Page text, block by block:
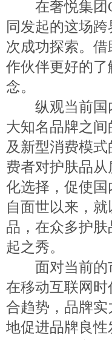
在奢悦集团
同发起的这场
次成功探索。
作伙伴更好的
念。
纵观当前国内
大知名品牌之
及新型消费模
费者对护肤品
化选择，促使
自面世以来，
品，在众多护
起之秀。
面对当前的市
在移动互联网
合趋势，品牌
地促进品牌良